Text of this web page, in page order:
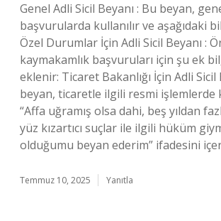
Genel Adli Sicil Beyanı : Bu beyan,
başvurularda kullanılır ve aşağıdaki
Özel Durumlar İçin Adli Sicil Beyanı :
kaymakamlık başvuruları için şu ek
eklenir: Ticaret Bakanlığı İçin Adli Sicil
beyan, ticaretle ilgili resmi işlemlerde
“Affa uğramış olsa dahi, beş yıldan
yüz kızartıcı suçlar ile ilgili hüküm
olduğumu beyan ederim” ifadesini
Temmuz 10, 2025 Yanıtla